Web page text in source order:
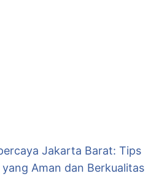
Jakarta Barat: Tips
Aman dan Berkualitas